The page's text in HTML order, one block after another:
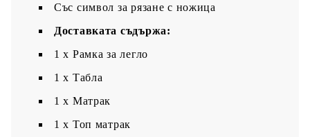
Със символ за рязане с ножица
Доставката съдържа:
1 x Рамка за легло
1 x Табла
1 x Матрак
1 х Топ матрак